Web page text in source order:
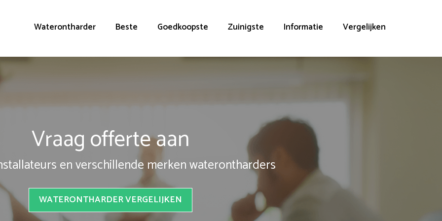
Waterontharder Beste Goedkoopste Zuinigste Informatie Vergelijken
Vraag offerte aan
en verschillende merken waterontharders
WATERONTHARDER VERGELIJKEN